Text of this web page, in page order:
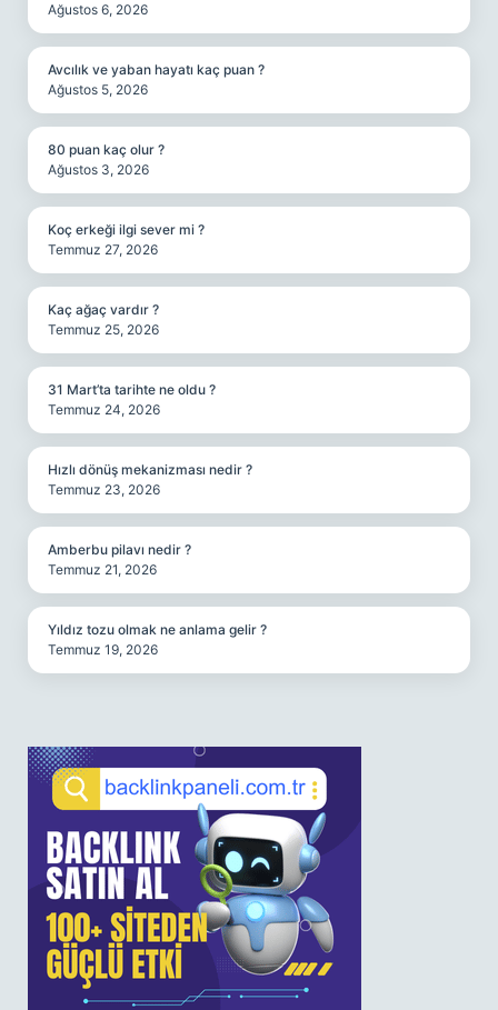
Ağustos 6, 2026
Avcılık ve yaban hayatı kaç puan ?
Ağustos 5, 2026
80 puan kaç olur ?
Ağustos 3, 2026
Koç erkeği ilgi sever mi ?
Temmuz 27, 2026
Kaç ağaç vardır ?
Temmuz 25, 2026
31 Mart’ta tarihte ne oldu ?
Temmuz 24, 2026
Hızlı dönüş mekanizması nedir ?
Temmuz 23, 2026
Amberbu pilavı nedir ?
Temmuz 21, 2026
Yıldız tozu olmak ne anlama gelir ?
Temmuz 19, 2026